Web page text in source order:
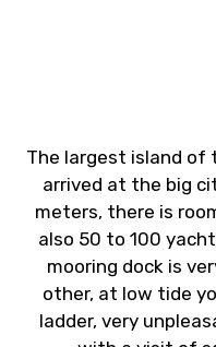
The largest island of
arrived at the big
meters, there is
also 50 to 100
mooring dock is
other, at low tide
ladder, very